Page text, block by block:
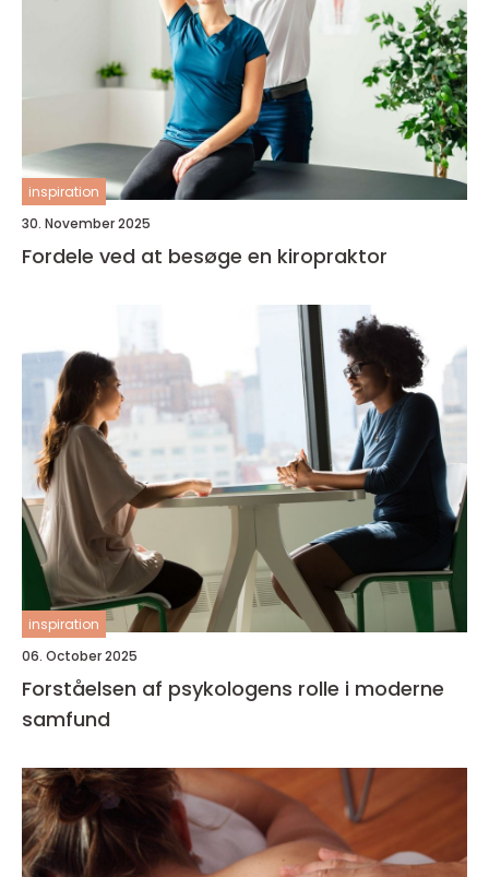
inspiration
30. November 2025
Fordele ved at besøge en kiropraktor
inspiration
06. October 2025
Forståelsen af psykologens rolle i moderne
samfund